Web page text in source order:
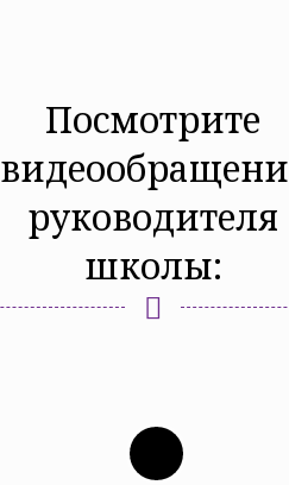
Посмотрите
руководителя
школы: